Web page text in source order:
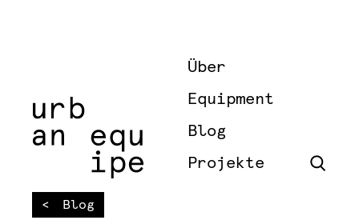
Über
Equipment
Blog
Projekte
Blog